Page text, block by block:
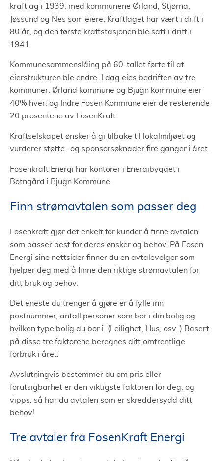
kraftlag i 1939, med kommunene Ørland, Stjørna,
Jøssund og Nes som eiere. Kraftlaget har vært i drift i
80 år, og den første kraftstasjonen ble satt i drift i
1941.
Kommunesammenslåing på 60-tallet førte til at
eierstrukturen ble endre. I dag eies bedriften av tre
kommuner. Ørland kommune og Bjugn kommune eier
40% hver, og Indre Fosen Kommune eier de resterende
20 prosentene av FosenKraft.
Kraftselskapet ønsker å gi tilbake til lokalmiljøet og
vurderer støtte- og sponsorsøknader fire ganger i året.
Fosenkraft Energi har kontorer i Energibygget i
Botngård i Bjugn Kommune.
Finn strømavtalen som passer deg
Fosenkraft gjør det enkelt for kunder å finne avtalen
som passer best for deres ønsker og behov. På Fosen
Energi sine nettsider finner du en avtalevelger som
hjelper deg med å finne den riktige strømavtalen for
ditt bruk og behov.
Det eneste du trenger å gjøre er å fylle inn
postnummer, antall personer som bor i din bolig og
hvilken type bolig du bor i. (Leilighet, Hus, osv..) Basert
på disse tre faktorene beregnes ditt omtrentlige
forbruk i året.
Avslutningvis bestemmer du om pris eller
forutsigbarhet er den viktigste faktoren for deg, og
vipps, så har du avtalen som er skreddersydd ditt
behov!
Tre avtaler fra FosenKraft Energi